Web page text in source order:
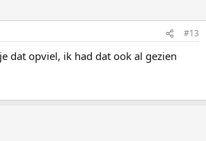
#13
dat opviel, ik had dat ook al gezien